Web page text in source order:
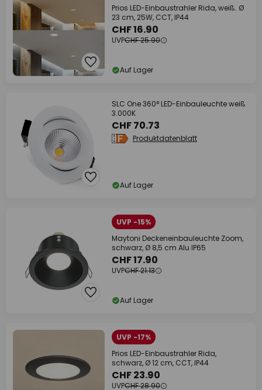
Prios LED-Einbaustrahler Rida, weiß. Ø
23 cm, 25W, CCT, IP44
CHF 16.90
UVPCHF 25.90
Auf Lager
SLC One 360° LED-Einbauleuchte weiß
3.000K
CHF 70.73
Produktdatenblatt
Auf Lager
UVP -15%
Maytoni Deckeneinbauleuchte Zoom,
schwarz, Ø 8,5 cm Alu IP65
CHF 17.90
UVPCHF 21.13
Auf Lager
UVP -17%
Prios LED-Einbaustrahler Rida,
schwarz, Ø 12 cm, CCT, IP44
CHF 23.90
UVPCHF 28.90